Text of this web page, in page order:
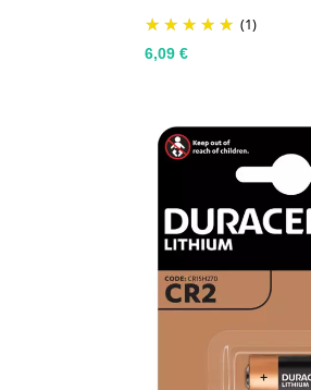
(1)
Precio
6,09 €